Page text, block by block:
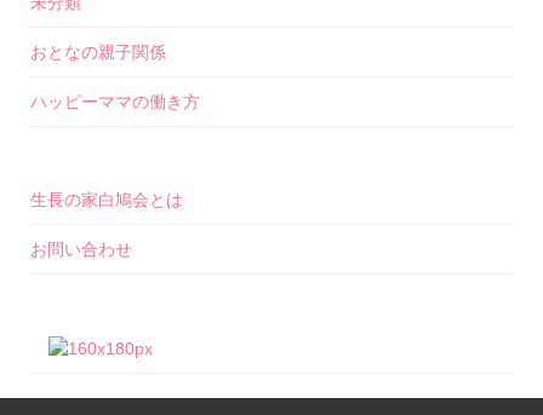
おとなの親子関係
ハッピーママの働き方
生長の家白鳩会とは
お問い合わせ